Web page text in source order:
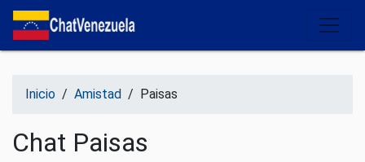
Salir del contenido
Inicio / Amistad / Paisas
Chat Paisas